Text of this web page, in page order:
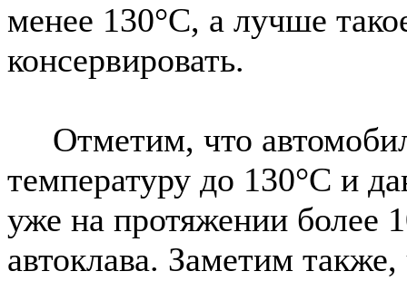
менее 130°С, а лучше
консервировать.
Отметим, что
температуру до 130°С и
уже на протяжении более
автоклава. Заметим